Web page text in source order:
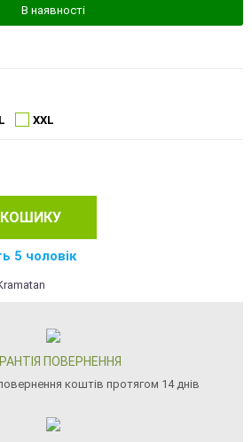
В наявності
XXL
5 чоловік
ПОВЕРНЕННЯ
коштів протягом 14 днів